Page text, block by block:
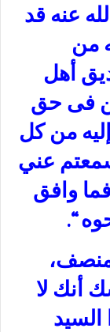
عنه قد
من
أهل
فى حق
من كل
عني
وافق
“.
أنك لا
السيد